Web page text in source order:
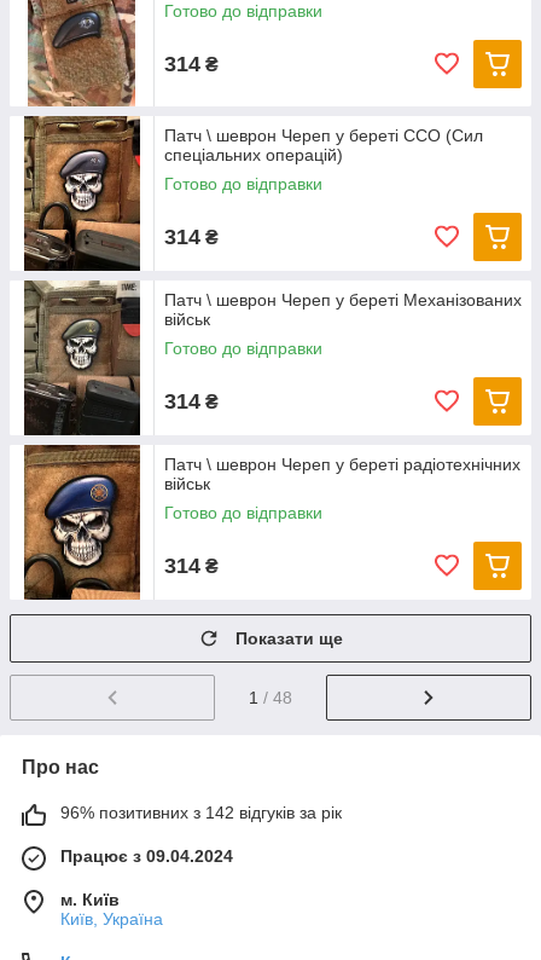
Готово до відправки
314 ₴
Патч \ шеврон Череп у береті ССО (Сил
спеціальних операцій)
Готово до відправки
314 ₴
Патч \ шеврон Череп у береті Механізованих
військ
Готово до відправки
314 ₴
Патч \ шеврон Череп у береті радіотехнічних
військ
Готово до відправки
314 ₴
Показати ще
1 / 48
Про нас
96% позитивних з 142 відгуків за рік
Працює з 09.04.2024
м. Київ
Київ, Україна